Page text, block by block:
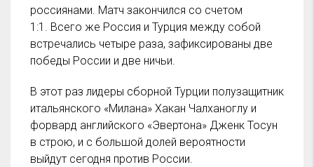
россиянами. Матч закончился со счетом
1:1. Всего же Россия и Турция между собой
встречались четыре раза, зафиксированы две
победы России и две ничьи.
В этот раз лидеры сборной Турции полузащитник
итальянского «Милана» Хакан Чалханоглу и
форвард английского «Эвертона» Дженк Тосун
в строю, и с большой долей вероятности
выйдут сегодня против России.